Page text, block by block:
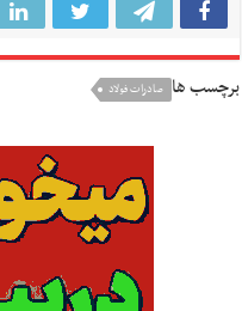
برچسب ها صادرات فولاد